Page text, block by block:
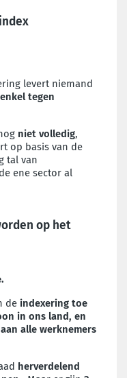
levert niemand
tegen
niet volledig,
op basis van de
tal van
ene sector al
op het
de indexering toe
in ons land, en
alle werknemers
herverdelend